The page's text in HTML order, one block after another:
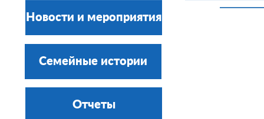
Новости и мероприятия
Отчеты
Семейные истории